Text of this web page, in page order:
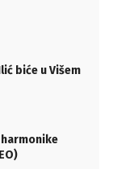
biće u Višem